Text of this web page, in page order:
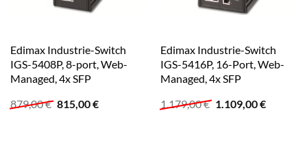
Edimax Industrie-Switch
IGS-5408P, 8-port, Web-
Managed, 4x SFP
879,00€ Ursprünglicher
815,00€Aktueller
Edimax Industrie-Switch
IGS-5416P, 16-Port, Web-
Managed, 4x SFP
1.179,00€ Ursprünglicher
1.109,00€